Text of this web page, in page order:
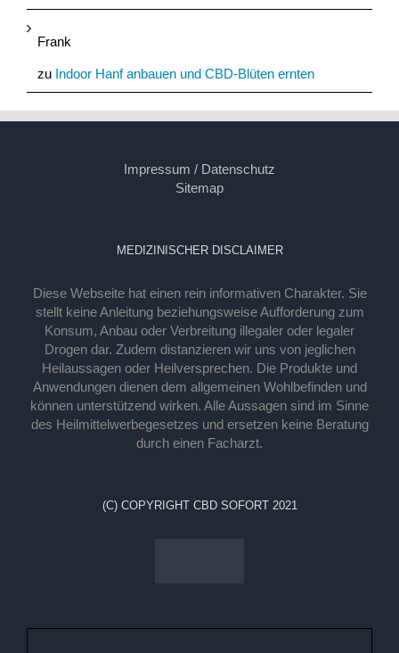
Frank
zu Indoor Hanf anbauen und CBD-Blüten ernten
Impressum / Datenschutz
Sitemap
MEDIZINISCHER DISCLAIMER
Diese Webseite hat einen rein informativen Charakter. Sie
stellt keine Anleitung beziehungsweise Aufforderung zum
Konsum, Anbau oder Verbreitung illegaler oder legaler
Drogen dar. Zudem distanzieren wir uns von jeglichen
Heilaussagen oder Heilversprechen. Die Produkte und
Anwendungen dienen dem allgemeinen Wohlbefinden und
können unterstützend wirken. Alle Aussagen sind im Sinne
des Heilmittelwerbegesetzes und ersetzen keine Beratung
durch einen Facharzt.
(C) COPYRIGHT CBD SOFORT 2021